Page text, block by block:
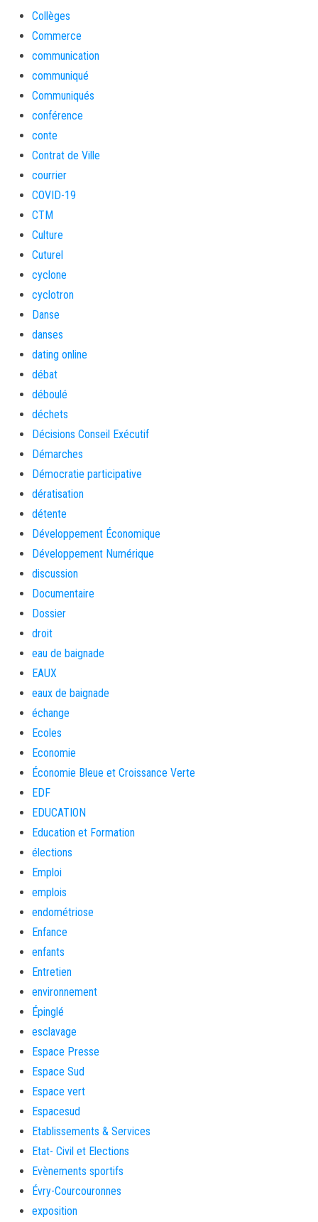
Collèges
Commerce
communication
communiqué
Communiqués
conférence
conte
Contrat de Ville
courrier
COVID-19
CTM
Culture
Cuturel
cyclone
cyclotron
Danse
danses
dating online
débat
déboulé
déchets
Décisions Conseil Exécutif
Démarches
Démocratie participative
dératisation
détente
Développement Économique
Développement Numérique
discussion
Documentaire
Dossier
droit
eau de baignade
EAUX
eaux de baignade
échange
Ecoles
Economie
Économie Bleue et Croissance Verte
EDF
EDUCATION
Education et Formation
élections
Emploi
emplois
endométriose
Enfance
enfants
Entretien
environnement
Épinglé
esclavage
Espace Presse
Espace Sud
Espace vert
Espacesud
Etablissements & Services
Etat- Civil et Elections
Evènements sportifs
Évry-Courcouronnes
exposition